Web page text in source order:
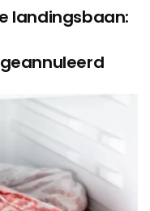
landingsbaan: